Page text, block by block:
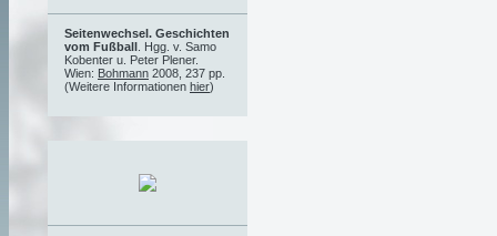
Seitenwechsel. Geschichten
vom Fußball . Hgg. v. Samo
Kobenter u. Peter Plener.
Wien: Bohmann 2008, 237 pp.
(Weitere Informationen hier)